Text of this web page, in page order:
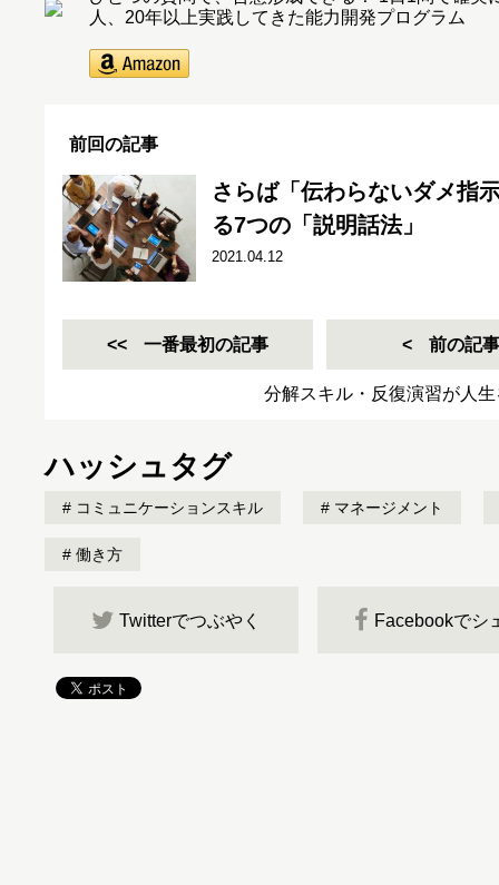
人、20年以上実践してきた能力開発プログラム
前回の記事
さらば「伝わらないダメ指
る7つの「説明話法」
2021.04.12
一番最初の記事 前の記事
分解スキル・反復演習が人
ハッシュタグ
コミュニケーションスキル マネージメント
働き方
Twitterでつぶやく Facebookでシ